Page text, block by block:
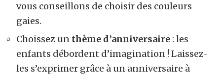
vous conseillons de choisir des couleurs
gaies.
Choissez un thème d’anniversaire : les
enfants débordent d’imagination ! Laissez-
les s’exprimer grâce à un anniversaire à